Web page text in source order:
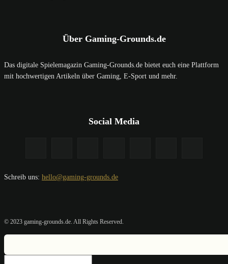
Über Gaming-Grounds.de
Das digitale Spielemagazin Gaming-Grounds.de bietet euch eine Plattform
mit hochwertigen Artikeln über Gaming, E-Sport und mehr.
Social Media
Schreib uns: hello@gaming-grounds.de
© 2023 gaming-grounds.de. All Rights Reserved.